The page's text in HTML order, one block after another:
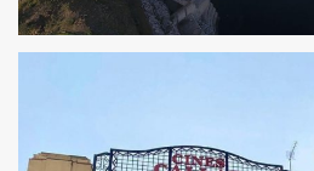
MONITORAMENTO DE